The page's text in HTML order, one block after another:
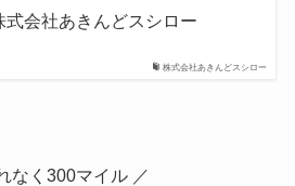
株式会社あきんどスシロー
式会社あきんどスシロー
なく300マイル ／